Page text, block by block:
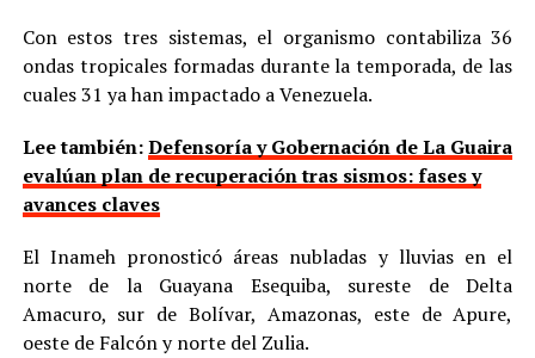
Con estos tres sistemas, el organismo contabiliza 36
ondas tropicales formadas durante la temporada, de las
cuales 31 ya han impactado a Venezuela.
Lee también:Defensoría y Gobernación de La Guaira
evalúan plan de recuperación tras sismos: fases y
avances claves
El Inameh pronosticó áreas nubladas y lluvias en el
norte de la Guayana Esequiba, sureste de Delta
Amacuro, sur de Bolívar, Amazonas, este de Apure,
oeste de Falcón y norte del Zulia.